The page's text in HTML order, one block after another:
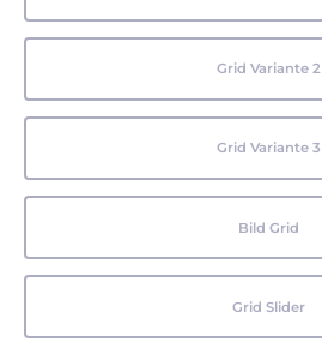
Grid Variante 2
Grid Variante 3
Bild Grid
Grid Slider